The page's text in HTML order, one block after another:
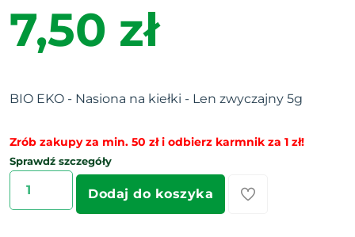
7,50 zł
BIO EKO - Nasiona na kiełki - Len zwyczajny 5g
Zrób zakupy za min. 50 zł i odbierz karmnik za 1 zł!
Sprawdź szczegóły
Dodaj do koszyka